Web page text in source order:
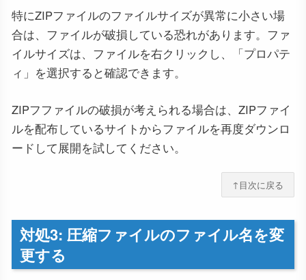
特にZIPファイルのファイルサイズが異常に小さい場
合は、ファイルが破損している恐れがあります。ファ
イルサイズは、ファイルを右クリックし、「プロパテ
ィ」を選択すると確認できます。
ZIPフファイルの破損が考えられる場合は、ZIPファイ
ルを配布しているサイトからファイルを再度ダウンロ
ードして展開を試してください。
↑目次に戻る
対処3: 圧縮ファイルのファイル名を変
更する